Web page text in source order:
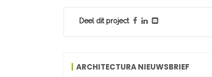
Deel dit project
ARCHITECTURA NIEUWSBRIEF